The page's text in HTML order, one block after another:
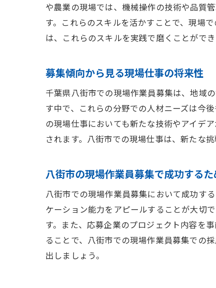
や農業の現場では、機械操作の技術や品質
す。これらのスキルを活かすことで、現場
は、これらのスキルを実践で磨くことがで
募集傾向から見る現場仕事の将来性
千葉県八街市での現場作業員募集は、地域
す中で、これらの分野での人材ニーズは今
の現場仕事においても新たな技術やアイデ
されます。八街市での現場仕事は、新たな
八街市の現場作業員募集で成功する
八街市での現場作業員募集において成功す
ケーション能力をアピールすることが大切
す。また、応募企業のプロジェクト内容を
ることで、八街市での現場作業員募集での
出しましょう。